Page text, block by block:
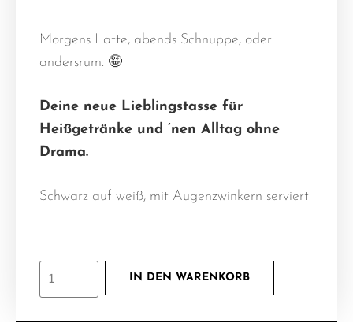
Morgens Latte, abends Schnuppe, oder
andersrum. 🤪
Deine neue Lieblingstasse für
Heißgetränke und ’nen Alltag ohne
Drama.
Schwarz auf weiß, mit Augenzwinkern serviert:
IN DEN WARENKORB